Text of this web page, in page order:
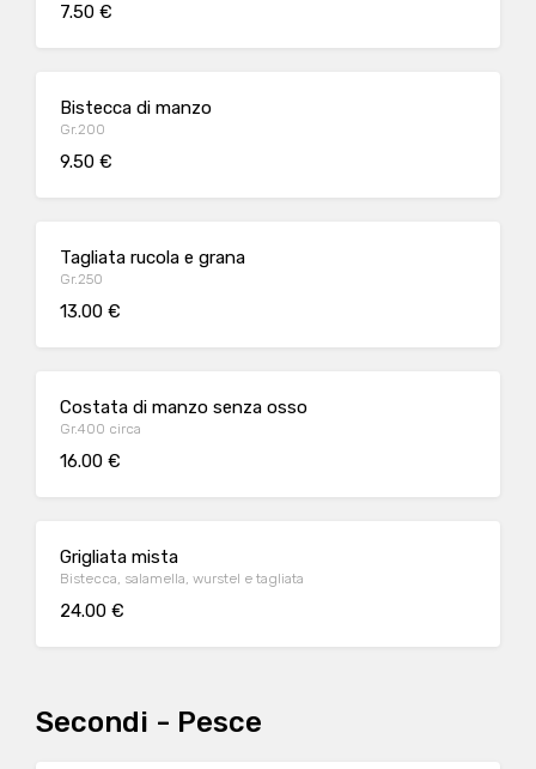
7.50 €
Bistecca di manzo
Gr.200
9.50 €
Tagliata rucola e grana
Gr.250
13.00 €
Costata di manzo senza osso
Gr.400 circa
16.00 €
Grigliata mista
Bistecca, salamella, wurstel e tagliata
24.00 €
Secondi - Pesce